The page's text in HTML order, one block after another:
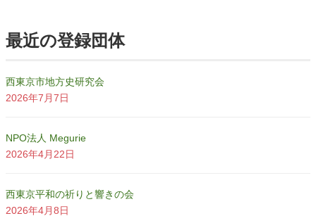
最近の登録団体
西東京市地方史研究会
2026年7月7日
NPO法人 Megurie
2026年4月22日
西東京平和の祈りと響きの会
2026年4月8日